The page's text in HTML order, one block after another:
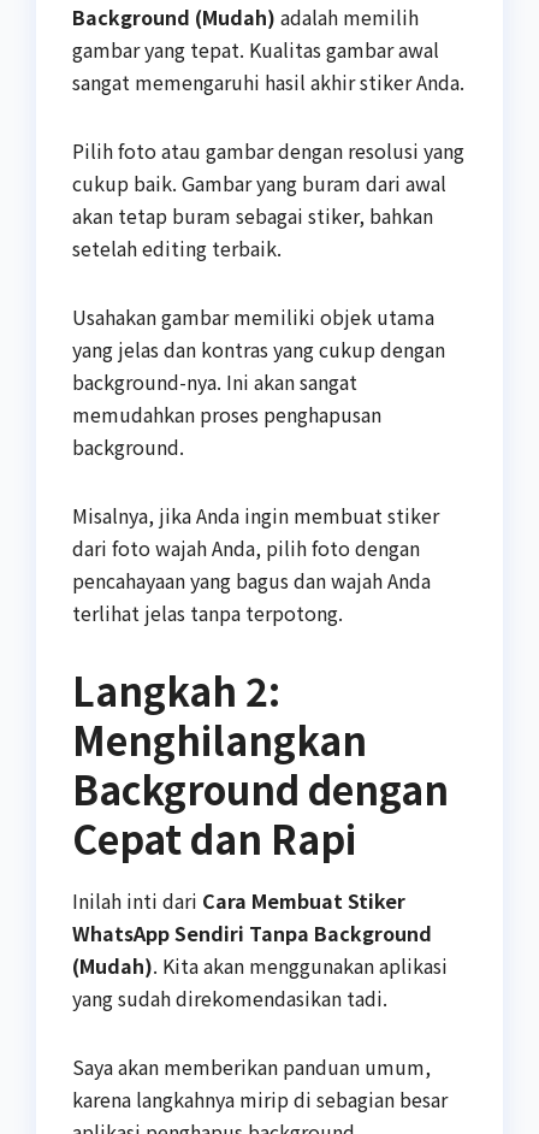
Background (Mudah) adalah memilih
gambar yang tepat. Kualitas gambar awal
sangat memengaruhi hasil akhir stiker Anda.
Pilih foto atau gambar dengan resolusi yang
cukup baik. Gambar yang buram dari awal
akan tetap buram sebagai stiker, bahkan
setelah editing terbaik.
Usahakan gambar memiliki objek utama
yang jelas dan kontras yang cukup dengan
background-nya. Ini akan sangat
memudahkan proses penghapusan
background.
Misalnya, jika Anda ingin membuat stiker
dari foto wajah Anda, pilih foto dengan
pencahayaan yang bagus dan wajah Anda
terlihat jelas tanpa terpotong.
Langkah 2:
Menghilangkan
Background dengan
Cepat dan Rapi
Inilah inti dari Cara Membuat Stiker
WhatsApp Sendiri Tanpa Background
(Mudah). Kita akan menggunakan aplikasi
yang sudah direkomendasikan tadi.
Saya akan memberikan panduan umum,
karena langkahnya mirip di sebagian besar